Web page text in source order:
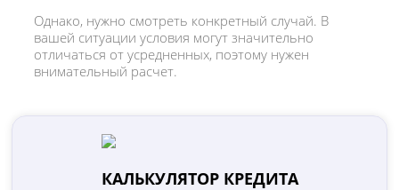
Однако, нужно смотреть конкретный случай. В
вашей ситуации условия могут значительно
отличаться от усредненных, поэтому нужен
внимательный расчет.
КАЛЬКУЛЯТОР КРЕДИТА